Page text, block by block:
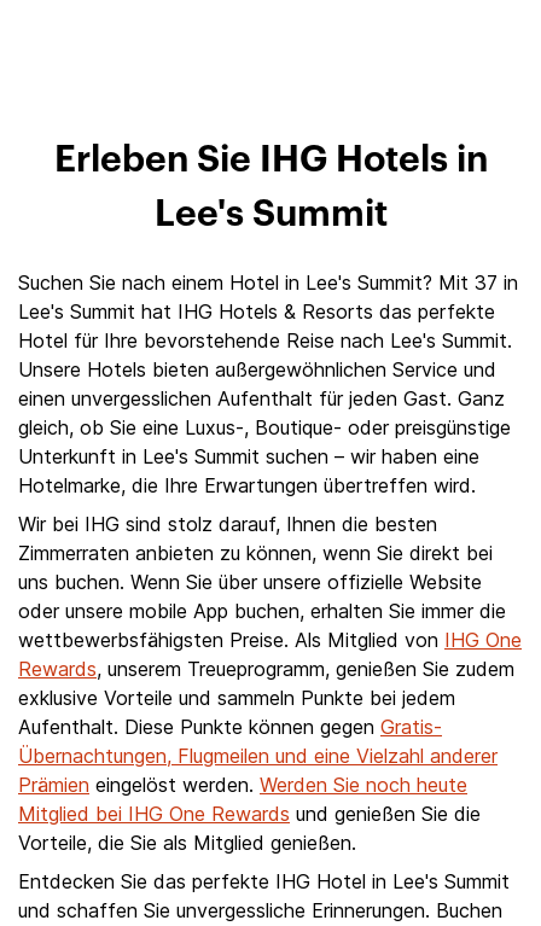
Erleben Sie IHG Hotels in
Lee's Summit
Suchen Sie nach einem Hotel in Lee's Summit? Mit 37 in
Lee's Summit hat IHG Hotels & Resorts das perfekte
Hotel für Ihre bevorstehende Reise nach Lee's Summit.
Unsere Hotels bieten außergewöhnlichen Service und
einen unvergesslichen Aufenthalt für jeden Gast. Ganz
gleich, ob Sie eine Luxus-, Boutique- oder preisgünstige
Unterkunft in Lee's Summit suchen – wir haben eine
Hotelmarke, die Ihre Erwartungen übertreffen wird.
Wir bei IHG sind stolz darauf, Ihnen die besten
Zimmerraten anbieten zu können, wenn Sie direkt bei
uns buchen. Wenn Sie über unsere offizielle Website
oder unsere mobile App buchen, erhalten Sie immer die
wettbewerbsfähigsten Preise. Als Mitglied von IHG One
Rewards, unserem Treueprogramm, genießen Sie zudem
exklusive Vorteile und sammeln Punkte bei jedem
Aufenthalt. Diese Punkte können gegen Gratis-
Übernachtungen, Flugmeilen und eine Vielzahl anderer
Prämien eingelöst werden. Werden Sie noch heute
Mitglied bei IHG One Rewards und genießen Sie die
Vorteile, die Sie als Mitglied genießen.
Entdecken Sie das perfekte IHG Hotel in Lee's Summit
und schaffen Sie unvergessliche Erinnerungen. Buchen